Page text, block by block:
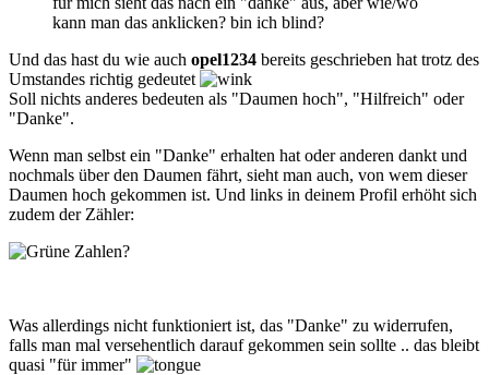
kann man das anklicken? bin ich blind?
Und das hast du wie auch opel1234 bereits geschrieben hat trotz des
Umstandes richtig gedeutet
Soll nichts anderes bedeuten als "Daumen hoch", "Hilfreich" oder
"Danke".
Wenn man selbst ein "Danke" erhalten hat oder anderen dankt und
nochmals über den Daumen fährt, sieht man auch, von wem dieser
Daumen hoch gekommen ist. Und links in deinem Profil erhöht sich
zudem der Zähler:
Was allerdings nicht funktioniert ist, das "Danke" zu widerrufen,
falls man mal versehentlich darauf gekommen sein sollte .. das bleibt
quasi "für immer"